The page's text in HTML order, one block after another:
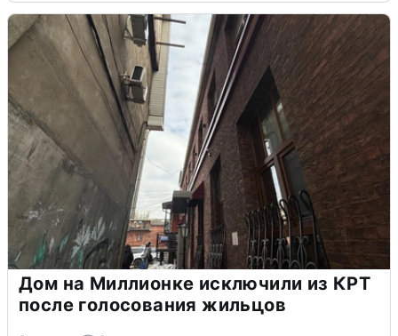
Дом на Миллионке исключили из КРТ
после голосования жильцов